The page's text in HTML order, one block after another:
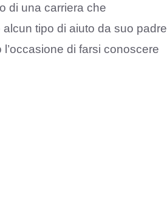
di una carriera che
tipo di aiuto da suo padre
di farsi conoscere